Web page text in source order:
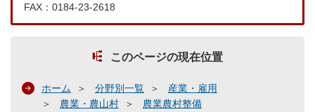
FAX：0184-23-2618
このページの現在位置
ホーム 分野別一覧
産業・雇用
農業・農山村
農業農村整備